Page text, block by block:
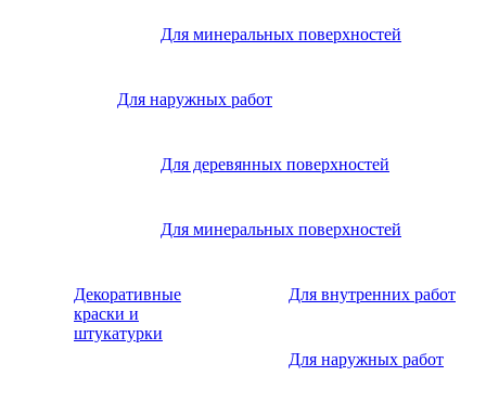
Для минеральных поверхностей
Для наружных работ
Для деревянных поверхностей
Для минеральных поверхностей
Декоративные
краски и
штукатурки
Для внутренних работ
Для наружных работ